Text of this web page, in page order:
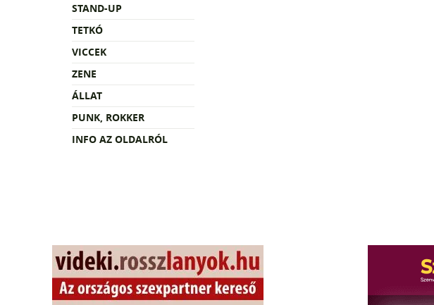
STAND-UP
TETKÓ
VICCEK
ZENE
ÁLLAT
PUNK, ROKKER
INFO AZ OLDALRÓL